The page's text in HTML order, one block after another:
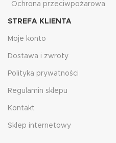
Ochrona przeciwpożarowa
STREFA KLIENTA
Moje konto
Dostawa i zwroty
Polityka prywatności
Regulamin sklepu
Kontakt
Sklep internetowy